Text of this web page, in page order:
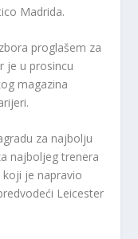
Madrida.
proglašem za
je u prosincu
magazina
za najbolju
najboljeg trenera
koji je napravio
Leicester